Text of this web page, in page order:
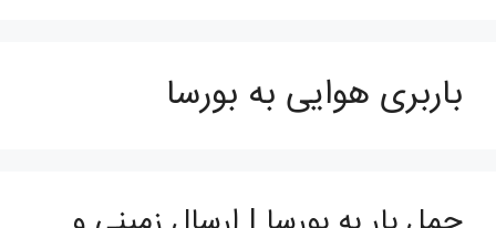
باربری هوایی به بورسا